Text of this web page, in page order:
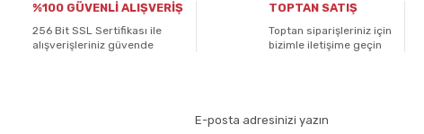
%100 GÜVENLİ ALIŞVERİŞ
256 Bit SSL Sertifikası ile
alışverişleriniz güvende
TOPTAN SATIŞ
Toptan siparişleriniz için
bizimle iletişime geçin